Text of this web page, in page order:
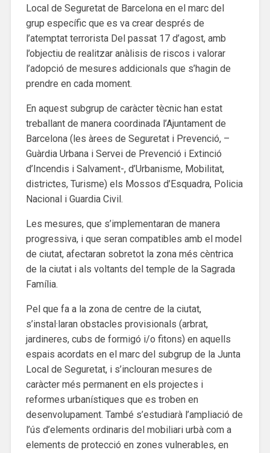
Local de Seguretat de Barcelona en el marc del
grup específic que es va crear després de
l’atemptat terrorista Del passat 17 d’agost, amb
l’objectiu de realitzar anàlisis de riscos i valorar
l’adopció de mesures addicionals que s’hagin de
prendre en cada moment.
En aquest subgrup de caràcter tècnic han estat
treballant de manera coordinada l’Ajuntament de
Barcelona (les àrees de Seguretat i Prevenció, –
Guàrdia Urbana i Servei de Prevenció i Extinció
d’Incendis i Salvament-, d’Urbanisme, Mobilitat,
districtes, Turisme) els Mossos d’Esquadra, Policia
Nacional i Guardia Civil.
Les mesures, que s’implementaran de manera
progressiva, i que seran compatibles amb el model
de ciutat, afectaran sobretot la zona més cèntrica
de la ciutat i als voltants del temple de la Sagrada
Família.
Pel que fa a la zona de centre de la ciutat,
s’instal·laran obstacles provisionals (arbrat,
jardineres, cubs de formigó i/o fitons) en aquells
espais acordats en el marc del subgrup de la Junta
Local de Seguretat, i s’inclouran mesures de
caràcter més permanent en els projectes i
reformes urbanístiques que es troben en
desenvolupament. També s’estudiarà l’ampliació de
l’ús d’elements ordinaris del mobiliari urbà com a
elements de protecció en zones vulnerables, en